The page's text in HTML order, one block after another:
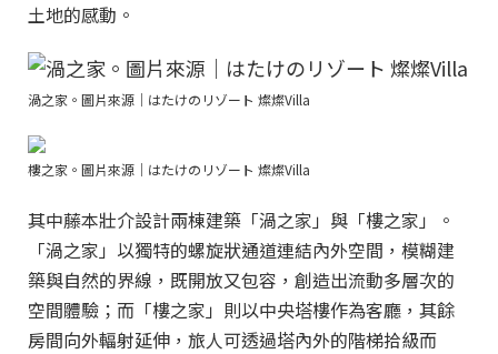
土地的感動。
渦之家。圖片來源｜はたけのリゾート 燦燦Villa
樓之家。圖片來源｜はたけのリゾート 燦燦Villa
其中藤本壯介設計兩棟建築「渦之家」與「樓之家」。
「渦之家」以獨特的螺旋狀通道連結內外空間，模糊建
築與自然的界線，既開放又包容，創造出流動多層次的
空間體驗；而「樓之家」則以中央塔樓作為客廳，其餘
房間向外輻射延伸，旅人可透過塔內外的階梯拾級而